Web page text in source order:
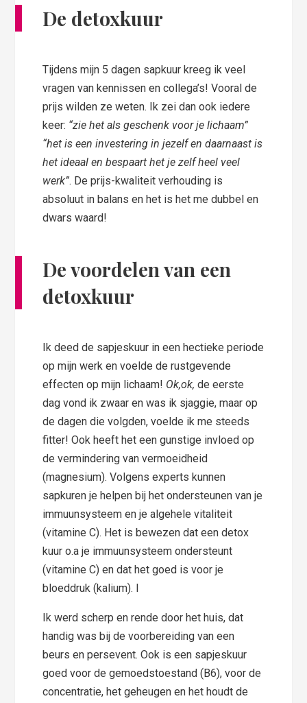
De detoxkuur
Tijdens mijn 5 dagen sapkuur kreeg ik veel
vragen van kennissen en collega’s! Vooral de
prijs wilden ze weten. Ik zei dan ook iedere
keer: “zie het als geschenk voor je lichaam”
“het is een investering in jezelf en daarnaast is
het ideaal en bespaart het je zelf heel veel
werk”. De prijs-kwaliteit verhouding is
absoluut in balans en het is het me dubbel en
dwars waard!
De voordelen van een
detoxkuur
Ik deed de sapjeskuur in een hectieke periode
op mijn werk en voelde de rustgevende
effecten op mijn lichaam! Ok,ok, de eerste
dag vond ik zwaar en was ik sjaggie, maar op
de dagen die volgden, voelde ik me steeds
fitter! Ook heeft het een gunstige invloed op
de vermindering van vermoeidheid
(magnesium). Volgens experts kunnen
sapkuren je helpen bij het ondersteunen van je
immuunsysteem en je algehele vitaliteit
(vitamine C). Het is bewezen dat een detox
kuur o.a je immuunsysteem ondersteunt
(vitamine C) en dat het goed is voor je
bloeddruk (kalium). I
Ik werd scherp en rende door het huis, dat
handig was bij de voorbereiding van een
beurs en persevent. Ook is een sapjeskuur
goed voor de gemoedstoestand (B6), voor de
concentratie, het geheugen en het houdt de